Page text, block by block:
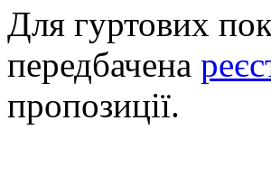
Для гуртових
передбачена
пропозиції.